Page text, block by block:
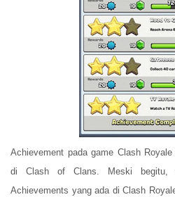
Achievement pada game Clash
di Clash of Clans. Meski begitu,
Achievements yang ada di Clash